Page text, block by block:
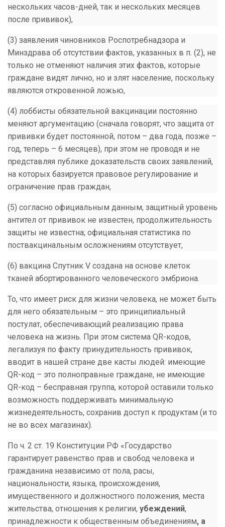
нескольких часов-дней, так и нескольких месяцев
после прививок),
(3) заявления чиновников Роспотребнадзора и
Минздрава об отсутствии фактов, указанных в п. (2), не
только не отменяют наличия этих фактов, которые
граждане видят лично, но и злят население, поскольку
являются откровенной ложью,
(4) лоббисты обязательной вакцинации постоянно
меняют аргументацию (сначала говорят, что защита от
прививки будет постоянной, потом – два года, позже –
год, теперь – 6 месяцев), при этом не проводя и не
представляя публике доказательств своих заявлений,
на которых базируется правовое регулирование и
ограничение прав граждан,
(5) согласно официальным данным, защитный уровень
антител от прививок не известен, продолжительность
защиты не известна; официальная статистика по
поствакцинальным осложнениям отсутствует,
(6) вакцина Спутник V создана на основе клеток
тканей абортированного человеческого эмбриона.
То, что имеет риск для жизни человека, не может быть
для него обязательным – это принципиальный
постулат, обеспечивающий реализацию права
человека на жизнь. При этом система QR-кодов,
легализуя по факту принудительность прививок,
вводит в нашей стране две касты людей: имеющие
QR-код – это полноправные граждане, не имеющие
QR-код – бесправная группа, которой оставили только
возможность поддерживать минимальную
жизнедеятельность, сохранив доступ к продуктам (и то
не во всех магазинах).
По ч. 2 ст. 19 Конституции РФ «Государство
гарантирует равенство прав и свобод человека и
гражданина независимо от пола, расы,
национальности, языка, происхождения,
имущественного и должностного положения, места
жительства, отношения к религии, убеждений,
принадлежности к общественным объединениям, а